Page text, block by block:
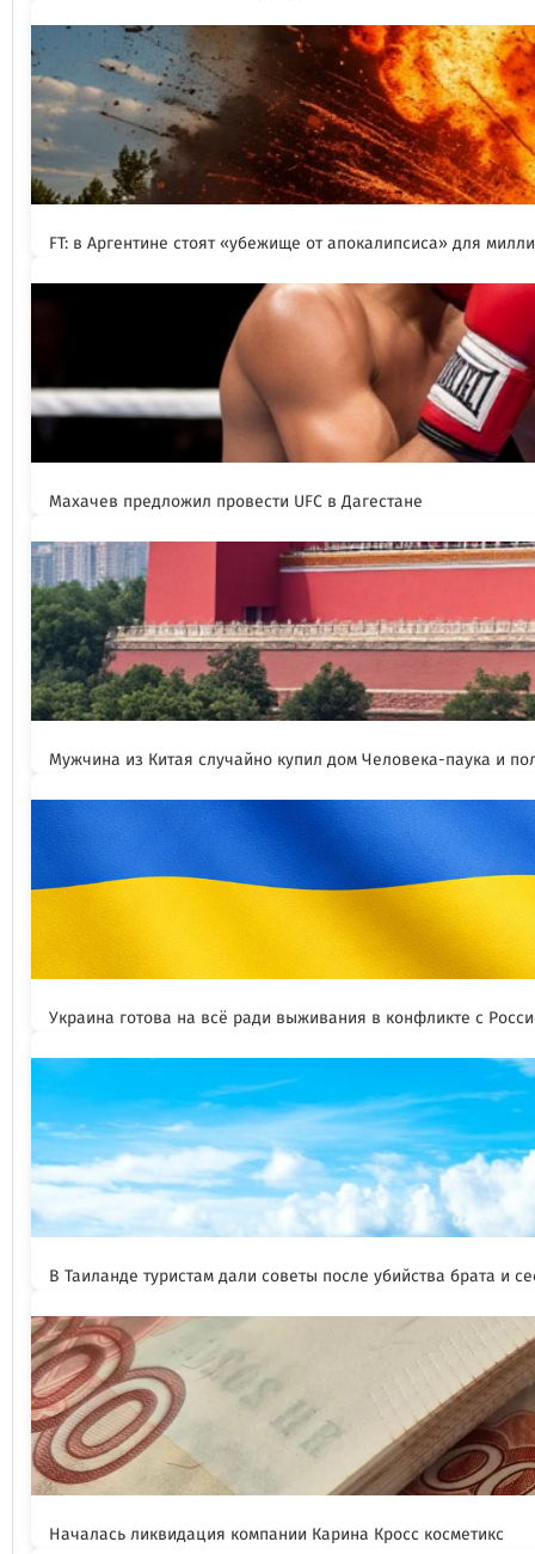
FT: в Аргентине стоят «убежище от апокалипсиса» для
Махачев предложил провести UFC в Дагестане
Мужчина из Китая случайно купил дом Человека-паука и
Украина готова на всё ради выживания в конфликте с
В Таиланде туристам дали советы после убийства брата и
Началась ликвидация компании Карина Кросс косметикс